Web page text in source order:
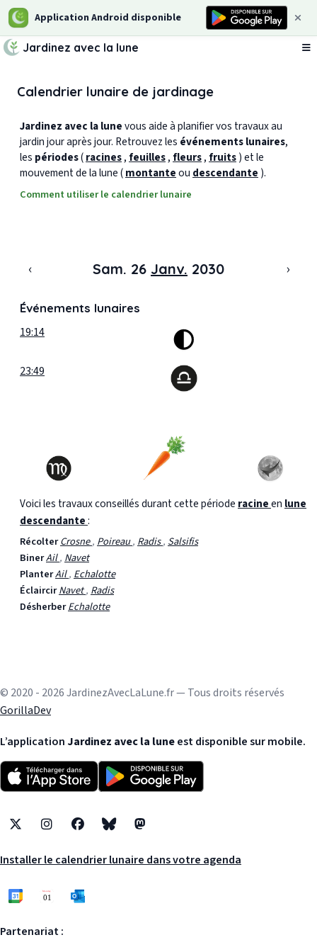
Application Android disponible
Jardinez avec la lune
Calendrier lunaire de jardinage
Jardinez avec la lunevous aide à planifier vos travaux au
jardin jour après jour. Retrouvez les événements lunaires,
les périodes(racines, feuilles, fleurs, fruits) et le
mouvement de la lune (montanteou descendante ).
Comment utiliser le calendrier lunaire
‹ Sam. 26 Janv. 2030 ›
Événements lunaires
19:14
23:49
Voici les travaux conseillés durant cette période racineen lune
descendante:
RécolterCrosne, Poireau, Radis, Salsifis
BinerAil, Navet
PlanterAil, Echalotte
ÉclaircirNavet, Radis
DésherberEchalotte
© 2020 - 2026 JardinezAvecLaLune.fr — Tous droits réservés
GorillaDev
L’application Jardinez avec la luneest disponible sur mobile.
X InstagramFacebookBlueskyMastodon
Installer le calendrier lunaire dans votre agenda
Partenariat :